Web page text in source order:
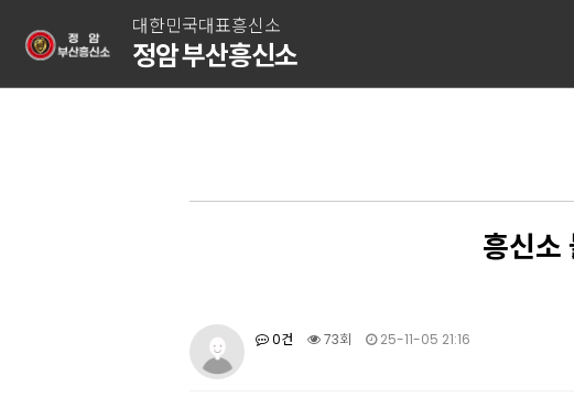
대한민국대표흥신소
정암 부산흥신소
흥신소
0건 73회 25-11-05 21:16